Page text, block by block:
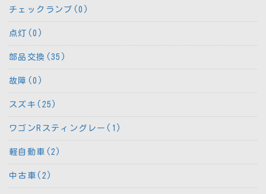
チェックランプ(0)
点灯(0)
部品交換(35)
故障(0)
スズキ(25)
ワゴンRスティングレー(1)
軽自動車(2)
中古車(2)